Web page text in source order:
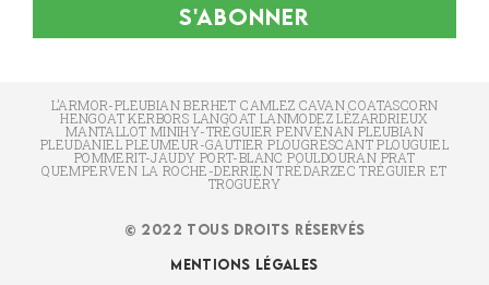
S'ABONNER
L’ARMOR-PLEUBIAN BERHET CAMLEZ CAVAN COATASCORN
HENGOAT KERBORS LANGOAT LANMODEZ LÉZARDRIEUX
MANTALLOT MINIHY-TRÉGUIER PENVÉNAN PLEUBIAN
PLEUDANIEL PLEUMEUR-GAUTIER PLOUGRESCANT PLOUGUIEL
POMMERIT-JAUDY PORT-BLANC POULDOURAN PRAT
QUEMPERVEN LA ROCHE-DERRIEN TRÉDARZEC TRÉGUIER ET
TROGUÉRY
© 2022 TOUS DROITS RÉSERVÉS
MENTIONS LÉGALES